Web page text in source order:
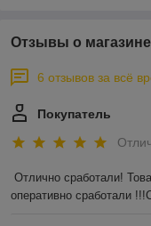
Отзывы о магазине
6 отзывов за всё
Покупатель
Отлично сработали!
оперативно сработали